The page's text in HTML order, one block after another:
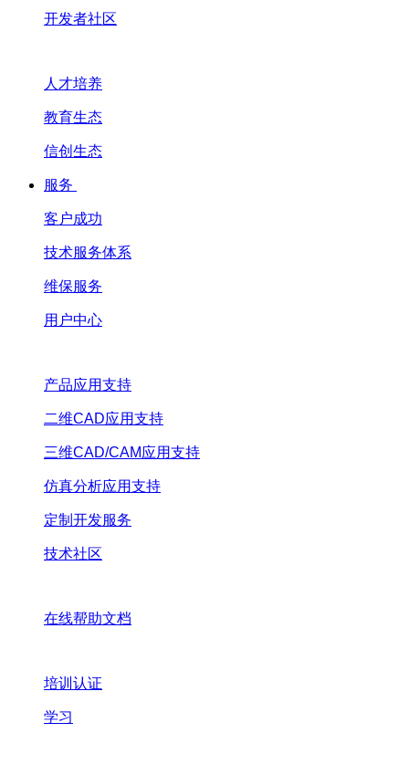
开发者社区
人才培养
教育生态
信创生态
服务
客户成功
技术服务体系
维保服务
用户中心
产品应用支持
二维CAD应用支持
三维CAD/CAM应用支持
仿真分析应用支持
定制开发服务
技术社区
在线帮助文档
培训认证
学习